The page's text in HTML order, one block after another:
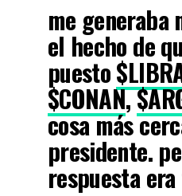
me
el hecho de
puesto
$CONAN,
cosa más
presidente.
respuesta